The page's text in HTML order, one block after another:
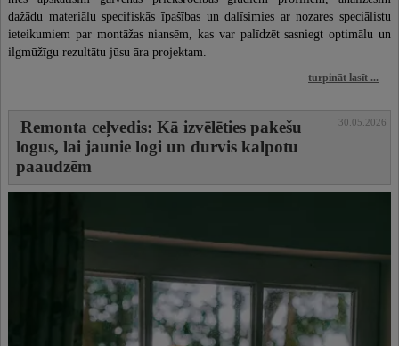
dažādu materiālu specifiskās īpašības un dalīsimies ar nozares speciālistu
ieteikumiem par montāžas niansēm, kas var palīdzēt sasniegt optimālu un
ilgmūžīgu rezultātu jūsu āra projektam.
turpināt lasīt ...
Remonta ceļvedis: Kā izvēlēties pakešu
logus, lai jaunie logi un durvis kalpotu
paaudzēm
30.05.2026